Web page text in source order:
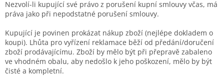
Nezvolí-li kupující své právo z porušení kupní smlouvy včas, má
práva jako při nepodstatné porušení smlouvy.
Kupující je povinen prokázat nákup zboží (nejlépe dokladem o
koupi). Lhůta pro vyřízení reklamace běží od předání/doručení
zboží prodávajícímu. Zboží by mělo být při přepravě zabaleno
ve vhodném obalu, aby nedošlo k jeho poškození, mělo by být
čisté a kompletní.